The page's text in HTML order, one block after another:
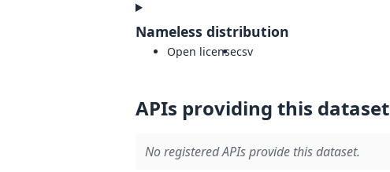
Nameless distribution
Open licensecsv
APIs providing this dataset
No registered APIs provide this dataset.